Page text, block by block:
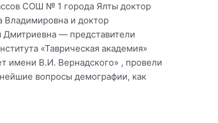
СОШ № 1 города Ялты доктор
Владимировна и доктор
Дмитриевна — представители
«Таврическая академия»
имени В.И. Вернадского» , провели
вопросы демографии, как